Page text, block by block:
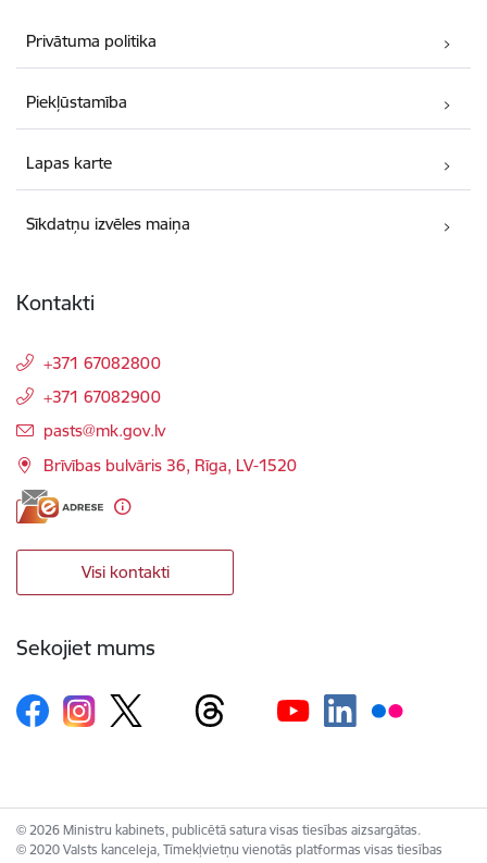
Privātuma politika
Piekļūstamība
Lapas karte
Sīkdatņu izvēles maiņa
Kontakti
+371 67082800
+371 67082900
E-pasts:
pasts@mk.gov.lv
Brīvības bulvāris 36, Rīga, LV-1520
Visi kontakti
Sekojiet mums
© 2026 Ministru kabinets, publicētā satura visas tiesības aizsargātas.
© 2020 Valsts kanceleja, Tīmekļvietņu vienotās platformas visas tiesības